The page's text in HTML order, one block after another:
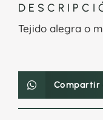
Tejido alegra o
Compartir